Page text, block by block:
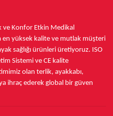
ve Konfor Etkin Medikal
en yüksek kalite ve mutlak müşteri
sağlığı ürünleri üretiyoruz. ISO
Sistemi ve CE kalite
olan terlik, ayakkabı,
ihraç ederek global bir güven